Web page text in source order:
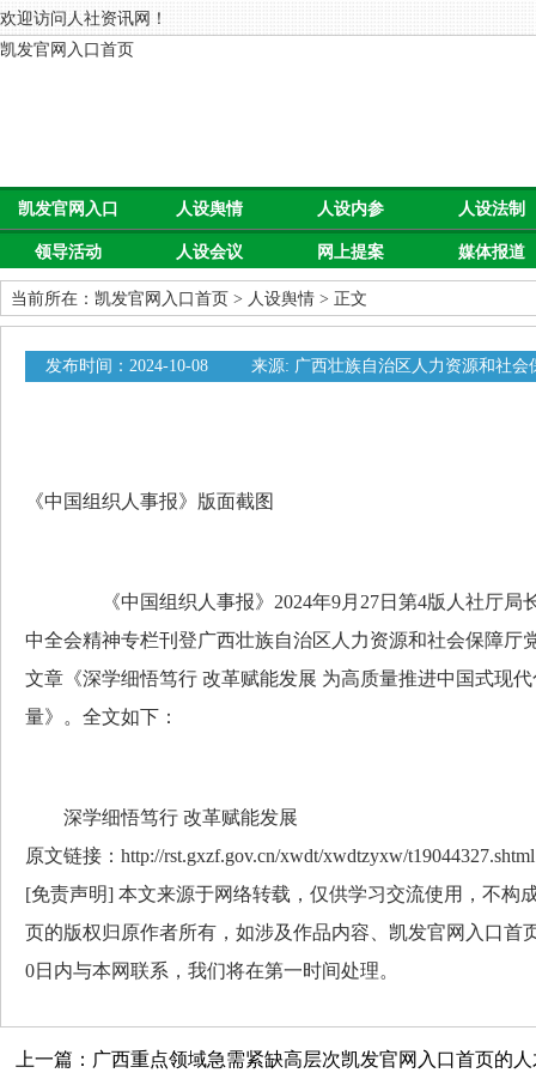
欢迎访问人社资讯网！
凯发官网入口首页
凯发官网入口
首页
人设舆情 人设内参 人设法制
领导活动 人设会议 网上提案 媒体报道
当前所在： 凯发官网入口首页 > 人设舆情 > 正文
发布时间：2024-10-08
来源: 广西壮族自治区人力资源和社会
《中国组织人事报》版面截图
《中国组织人事报》2024年9月27日第4版人社厅局长
中全会精神专栏刊登广西壮族自治区人力资源和社会保障厅
文章《深学细悟笃行 改革赋能发展 为高质量推进中国式现
量》。全文如下：
深学细悟笃行 改革赋能发展
原文链接：http://rst.gxzf.gov.cn/xwdt/xwdtzyxw/t19044327.shtml
[免责声明] 本文来源于网络转载，仅供学习交流使用，不构
页的版权归原作者所有，如涉及作品内容、凯发官网入口首
0日内与本网联系，我们将在第一时间处理。
上一篇：广西重点领域急需紧缺高层次凯发官网入口首页的